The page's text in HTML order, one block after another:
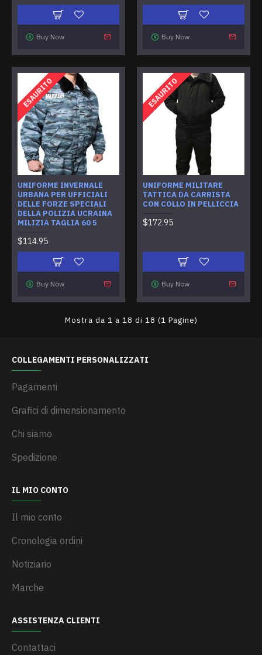
Buy Now Buy Now
ESAURITO
UNIFORME INVERNALE
URBANA PER UFFICIALI
DELLE FORZE SPECIALI
DELLA POLIZIA UCRAINA
MILIZIA TAGLIA 60 5
$114.95
Buy Now
ESAURITO
UNIFORME MILITARE
TATTICA DA CARRISTA
CON COLLO IN PELLICCIA
$172.95
Buy Now
Mostra da 1 a 18 di 18 (1 Pagine)
COLLEGAMENTI PERSONALIZZATI
Pagamenti
Grafici di dimensionamento
Chi siamo
Spedizione
IL MIO CONTO
Il mio conto
Cronologia ordini
Notiziario
Marche
ASSISTENZA CLIENTI
Contattaci